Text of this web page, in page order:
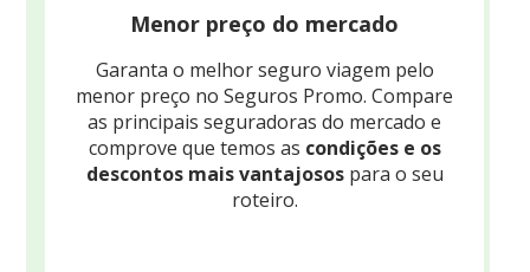
Menor preço do mercado
Garanta o melhor seguro viagem pelo
menor preço no Seguros Promo. Compare
as principais seguradoras do mercado e
comprove que temos as condições e os
descontos mais vantajosospara o seu
roteiro.